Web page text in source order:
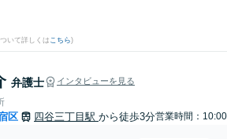
いて詳しくは こちら)
弁護士 インタビューを見る
区 四谷三丁目駅 から徒歩3分営業時間：